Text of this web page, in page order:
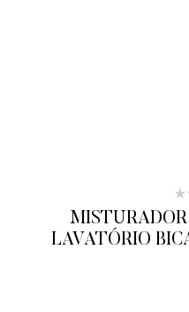
LAVATÓRIO